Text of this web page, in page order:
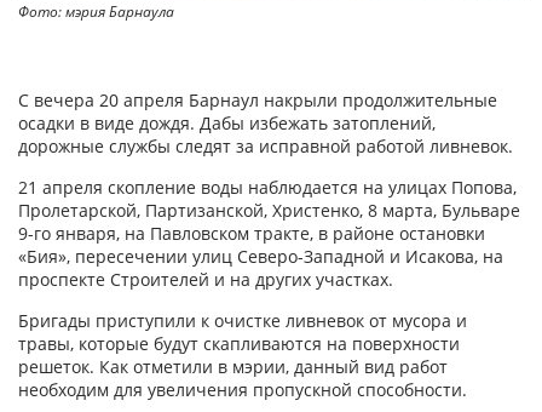
Фото: мэрия Барнаула
С вечера 20 апреля Барнаул накрыли продолжительные
осадки в виде дождя. Дабы избежать затоплений,
дорожные службы следят за исправной работой ливневок.
21 апреля скопление воды наблюдается на улицах Попова,
Пролетарской, Партизанской, Христенко, 8 марта, Бульваре
9-го января, на Павловском тракте, в районе остановки
«Бия», пересечении улиц Северо-Западной и Исакова, на
проспекте Строителей и на других участках.
Бригады приступили к очистке ливневок от мусора и
травы, которые будут скапливаются на поверхности
решеток. Как отметили в мэрии, данный вид работ
необходим для увеличения пропускной способности.